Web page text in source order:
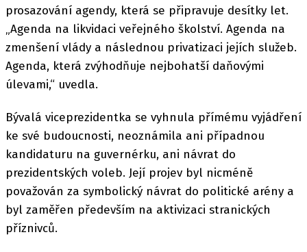
prosazování agendy, která se připravuje desítky let.
„Agenda na likvidaci veřejného školství. Agenda na
zmenšení vlády a následnou privatizaci jejích služeb.
Agenda, která zvýhodňuje nejbohatší daňovými
úlevami,“ uvedla.
Bývalá viceprezidentka se vyhnula přímému vyjádření
ke své budoucnosti, neoznámila ani případnou
kandidaturu na guvernérku, ani návrat do
prezidentských voleb. Její projev byl nicméně
považován za symbolický návrat do politické arény a
byl zaměřen především na aktivizaci stranických
příznivců.